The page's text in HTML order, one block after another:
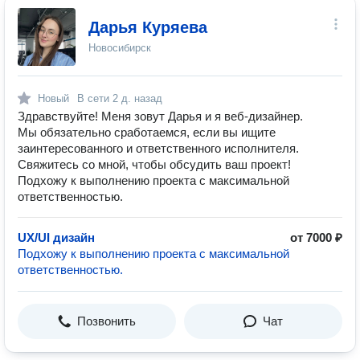
Дарья Куряева
Новосибирск
Новый В сети 2 д. назад
Здравствуйте! Меня зовут Дарья и я веб-дизайнер.
Мы обязательно сработаемся, если вы ищите
заинтересованного и ответственного исполнителя.
Свяжитесь со мной, чтобы обсудить ваш проект!
Подхожу к выполнению проекта с максимальной
ответственностью.
UX/UI дизайн
от 7000 ₽
Подхожу к выполнению проекта с максимальной
ответственностью.
Позвонить Чат